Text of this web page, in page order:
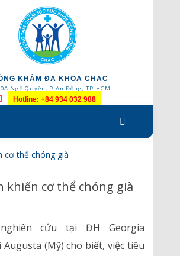
KHÁM ĐA KHOA CHAC
Ngô Quyền, P.An Đông, TP.HCM
Hotline: +84 934 032 988
to
cơ thể chóng già
khiến cơ thể chóng già
cứu tại ĐH Georgia
Augusta (Mỹ) cho biết, việc tiêu